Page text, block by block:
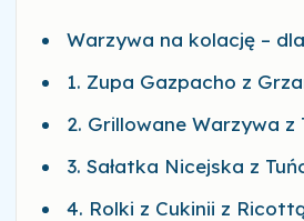
Warzywa na kolację –
1. Zupa Gazpacho z
2. Grillowane Warzywa z
3. Sałatka Nicejska z
4. Rolki z Cukinii z